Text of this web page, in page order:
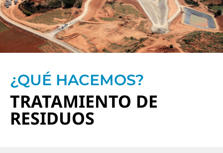
¿QUÉ HACEMOS?
TRATAMIENTO DE
RESIDUOS